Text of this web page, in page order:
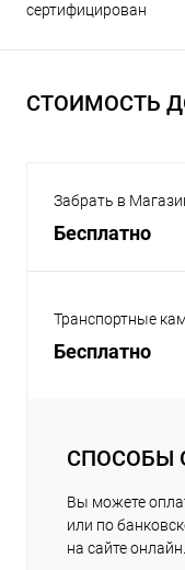
сертифицирован
СТОИМОСТЬ
Забрать в
Бесплатно
Транспортные
Бесплатно
СПОСОБЫ
Вы можете
или по
на сайте онлайн.